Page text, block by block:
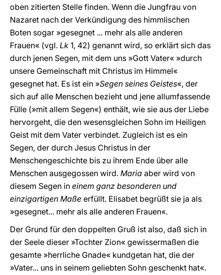
oben zitierten Stelle finden. Wenn die Jungfrau von
Nazaret nach der Verkündigung des himmlischen
Boten sogar »gesegnet ... mehr als alle anderen
Frauen« (vgl. Lk 1, 42) genannt wird, so erklärt sich das
durch jenen Segen, mit dem uns »Gott Vater« »durch
unsere Gemeinschaft mit Christus im Himmel«
gesegnet hat. Es ist ein »Segen seines Geistes«, der
sich auf alle Menschen bezieht und jene allumfassende
Fülle (»mit allem Segen«) enthält, wie sie aus der Liebe
hervorgeht, die den wesensgleichen Sohn im Heiligen
Geist mit dem Vater verbindet. Zugleich ist es ein
Segen, der durch Jesus Christus in der
Menschengeschichte bis zu ihrem Ende über alle
Menschen ausgegossen wird. Maria aber wird von
diesem Segen in einem ganz besonderen und
einzigartigen Maße erfüllt. Elisabet begrüßt sie ja als
»gesegnet... mehr als alle anderen Frauen«.
Der Grund für den doppelten Gruß ist also, daß sich in
der Seele dieser »Tochter Zion« gewissermaßen die
gesamte »herrliche Gnade« kundgetan hat, die der
»Vater... uns in seinem geliebten Sohn geschenkt hat«.